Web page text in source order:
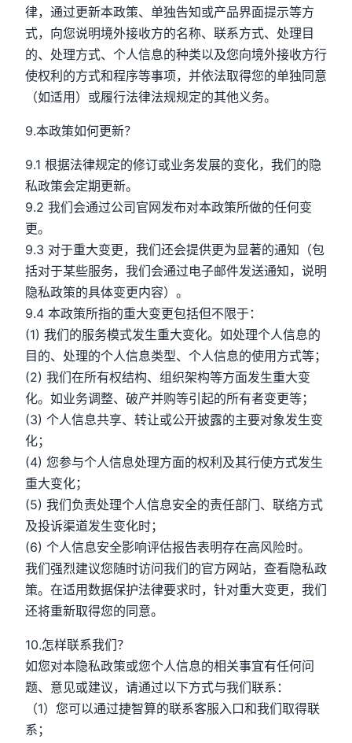
律，通过更新本政策、单独告知或产品界面提示等方
式，向您说明境外接收方的名称、联系方式、处理目
的、处理方式、个人信息的种类以及您向境外接收方行
使权利的方式和程序等事项，并依法取得您的单独同意
（如适用）或履行法律法规规定的其他义务。
9.本政策如何更新？
9.1 根据法律规定的修订或业务发展的变化，我们的隐
私政策会定期更新。
9.2 我们会通过公司官网发布对本政策所做的任何变
更。
9.3 对于重大变更，我们还会提供更为显著的通知（包
括对于某些服务，我们会通过电子邮件发送通知，说明
隐私政策的具体变更内容）。
9.4 本政策所指的重大变更包括但不限于：
(1) 我们的服务模式发生重大变化。如处理个人信息的
目的、处理的个人信息类型、个人信息的使用方式等；
(2) 我们在所有权结构、组织架构等方面发生重大变
化。如业务调整、破产并购等引起的所有者变更等；
(3) 个人信息共享、转让或公开披露的主要对象发生变
化；
(4) 您参与个人信息处理方面的权利及其行使方式发生
重大变化；
(5) 我们负责处理个人信息安全的责任部门、联络方式
及投诉渠道发生变化时；
(6) 个人信息安全影响评估报告表明存在高风险时。
我们强烈建议您随时访问我们的官方网站，查看隐私政
策。在适用数据保护法律要求时，针对重大变更，我们
还将重新取得您的同意。
10.怎样联系我们？
如您对本隐私政策或您个人信息的相关事宜有任何问
题、意见或建议，请通过以下方式与我们联系：
（1）您可以通过捷智算的联系客服入口和我们取得联
系；